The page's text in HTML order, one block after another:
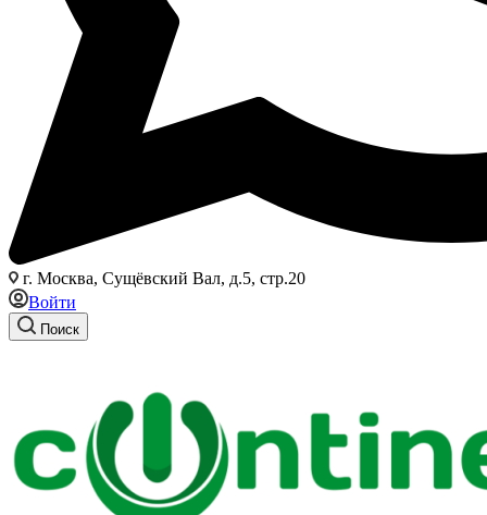
г. Москва, Сущёвский Вал, д.5, стр.20
Войти
Поиск